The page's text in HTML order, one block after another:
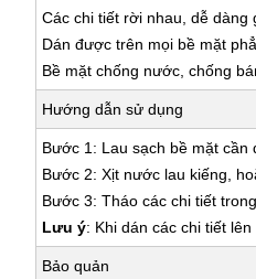
Các chi tiết rời nhau, dễ dàng
Dán được trên mọi bề mặt
Bề mặt chống nước, chống
Hướng dẫn sử dụng
Bước 1: Lau sạch bề mặt cần
Bước 2: Xịt nước lau kiếng,
Bước 3: Tháo các chi tiết
Lưu ý: Khi dán các chi tiết
Bảo quản